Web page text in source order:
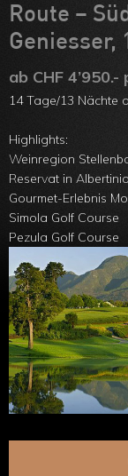
Feedbacks
Kontakt
ARVB
Route –
Geniesser,
ab CHF
14 Tage/13 Nächte
Highlights:
Weinregion
Reservat in Albertinia
Gourmet-Erlebnis
Simola Golf Course
Pezula Golf Course